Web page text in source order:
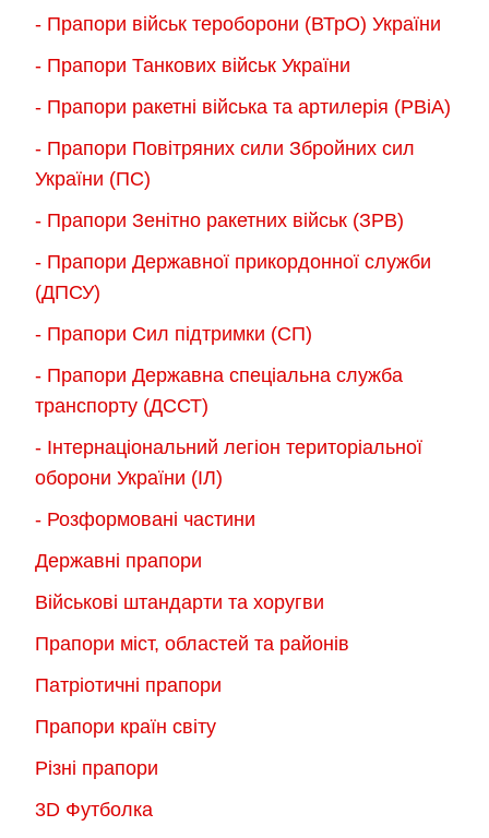
- Прапори військ тероборони (ВТрО) України
- Прапори Танкових військ України
- Прапори ракетні війська та артилерія (РВіА)
- Прапори Повітряних сили Збройних сил
України (ПС)
- Прапори Зенітно ракетних військ (ЗРВ)
- Прапори Державної прикордонної служби
(ДПСУ)
- Прапори Сил підтримки (СП)
- Прапори Державна спеціальна служба
транспорту (ДССТ)
- Інтернаціональний легіон територіальної
оборони України (ІЛ)
- Розформовані частини
Державні прапори
Військові штандарти та хоругви
Прапори міст, областей та районів
Патріотичні прапори
Прапори країн світу
Різні прапори
3D Футболка